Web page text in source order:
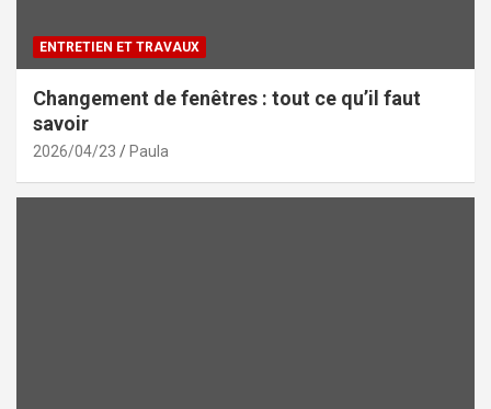
ENTRETIEN ET TRAVAUX
Changement de fenêtres : tout ce qu’il faut
savoir
2026/04/23 Paula